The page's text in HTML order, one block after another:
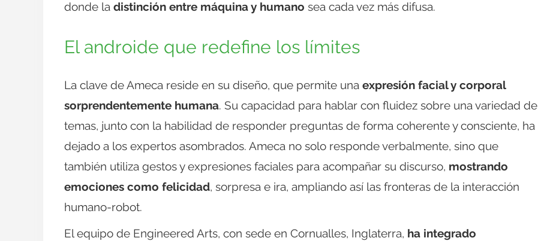
donde la distinción entre máquina y humano sea cada vez más difusa.
El androide que redefine los límites
La clave de Ameca reside en su diseño, que permite una expresión facial y corporal
sorprendentemente humana. Su capacidad para hablar con fluidez sobre una variedad de
temas, junto con la habilidad de responder preguntas de forma coherente y consciente, ha
dejado a los expertos asombrados. Ameca no solo responde verbalmente, sino que
también utiliza gestos y expresiones faciales para acompañar su discurso, mostrando
emociones como felicidad, sorpresa e ira, ampliando así las fronteras de la interacción
humano-robot.
El equipo de Engineered Arts, con sede en Cornualles, Inglaterra, ha integrado